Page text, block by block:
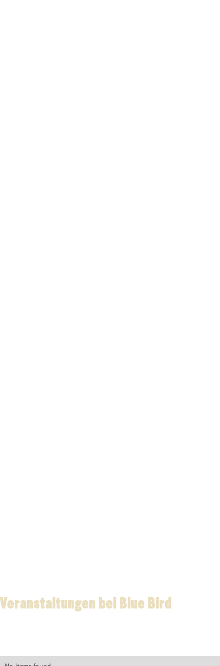
Veranstaltungen bei Blue Bird